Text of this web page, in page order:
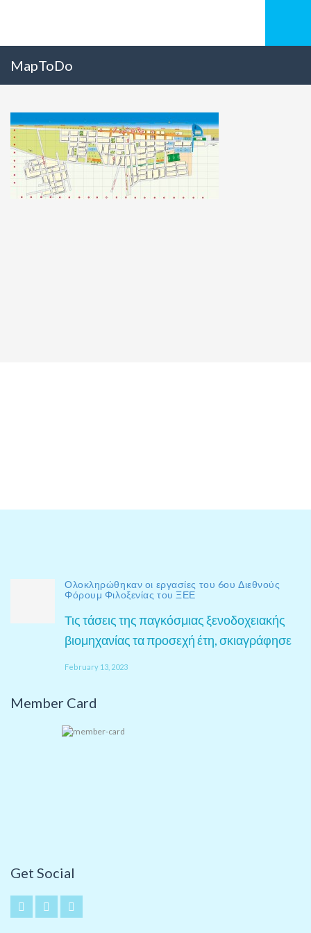
MapToDo
Ολοκληρώθηκαν οι εργασίες του 6ου Διεθνούς
Φόρουμ Φιλοξενίας του ΞΕΕ
Τις τάσεις της παγκόσμιας ξενοδοχειακής
βιομηχανίας τα προσεχή έτη, σκιαγράφησε
February 13, 2023
Member Card
Get Social